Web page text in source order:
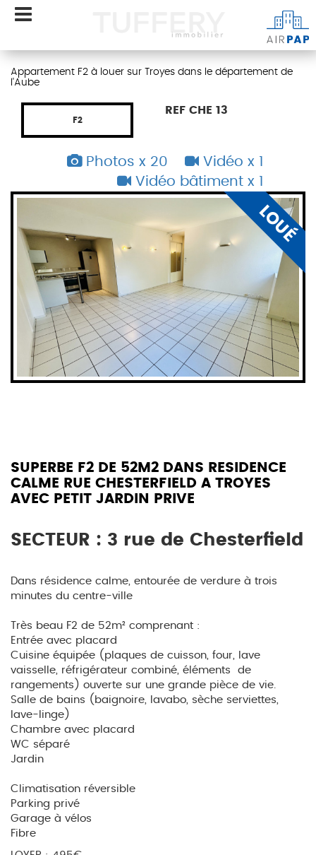
Appartement F2 à louer sur Troyes dans le département de
l'Aube
F2
REF CHE 13
Photos x 20
Vidéo x 1
Vidéo bâtiment x 1
LOUÉ
SUPERBE F2 DE 52M2 DANS RESIDENCE
CALME RUE CHESTERFIELD A TROYES
AVEC PETIT JARDIN PRIVE
SECTEUR : 3 rue de Chesterfield
Dans résidence calme, entourée de verdure à trois
minutes du centre-ville
Très beau F2 de 52m² comprenant :
Entrée avec placard
Cuisine équipée (plaques de cuisson, four, lave
vaisselle, réfrigérateur combiné, éléments de
rangements) ouverte sur une grande pièce de vie.
Salle de bains (baignoire, lavabo, sèche serviettes,
lave-linge)
Chambre avec placard
WC séparé
Jardin
Climatisation réversible
Parking privé
Garage à vélos
Fibre